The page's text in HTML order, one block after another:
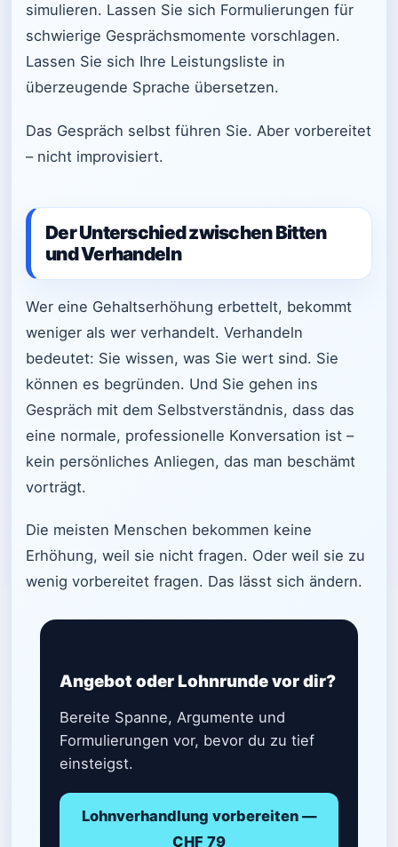
simulieren. Lassen Sie sich Formulierungen für
schwierige Gesprächsmomente vorschlagen.
Lassen Sie sich Ihre Leistungsliste in
überzeugende Sprache übersetzen.
Das Gespräch selbst führen Sie. Aber vorbereitet
– nicht improvisiert.
Der Unterschied zwischen Bitten
und Verhandeln
Wer eine Gehaltserhöhung erbettelt, bekommt
weniger als wer verhandelt. Verhandeln
bedeutet: Sie wissen, was Sie wert sind. Sie
können es begründen. Und Sie gehen ins
Gespräch mit dem Selbstverständnis, dass das
eine normale, professionelle Konversation ist –
kein persönliches Anliegen, das man beschämt
vorträgt.
Die meisten Menschen bekommen keine
Erhöhung, weil sie nicht fragen. Oder weil sie zu
wenig vorbereitet fragen. Das lässt sich ändern.
Angebot oder Lohnrunde vor dir?
Bereite Spanne, Argumente und
Formulierungen vor, bevor du zu tief
einsteigst.
Lohnverhandlung vorbereiten —
CHF 79